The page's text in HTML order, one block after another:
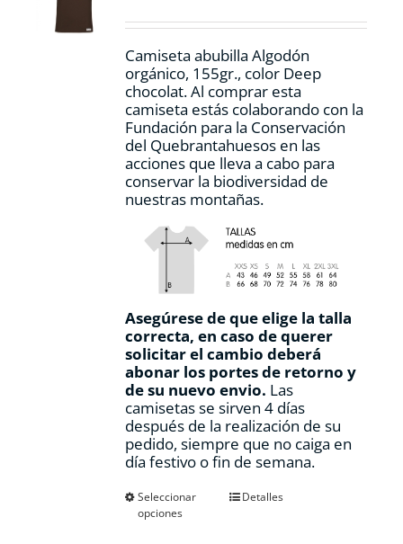
en
página
de
producto
Camiseta abubilla Algodón
orgánico, 155gr., color Deep
chocolat. Al comprar esta
camiseta estás colaborando con la
Fundación para la Conservación
del Quebrantahuesos en las
acciones que lleva a cabo para
conservar la biodiversidad de
nuestras montañas.
Asegúrese de que elige la talla
correcta, en caso de querer
solicitar el cambio deberá
abonar los portes de retorno y
de su nuevo envio. Las
camisetas se sirven 4 días
después de la realización de su
pedido, siempre que no caiga en
día festivo o fin de semana.
Seleccionar
opciones
EsteDetalles